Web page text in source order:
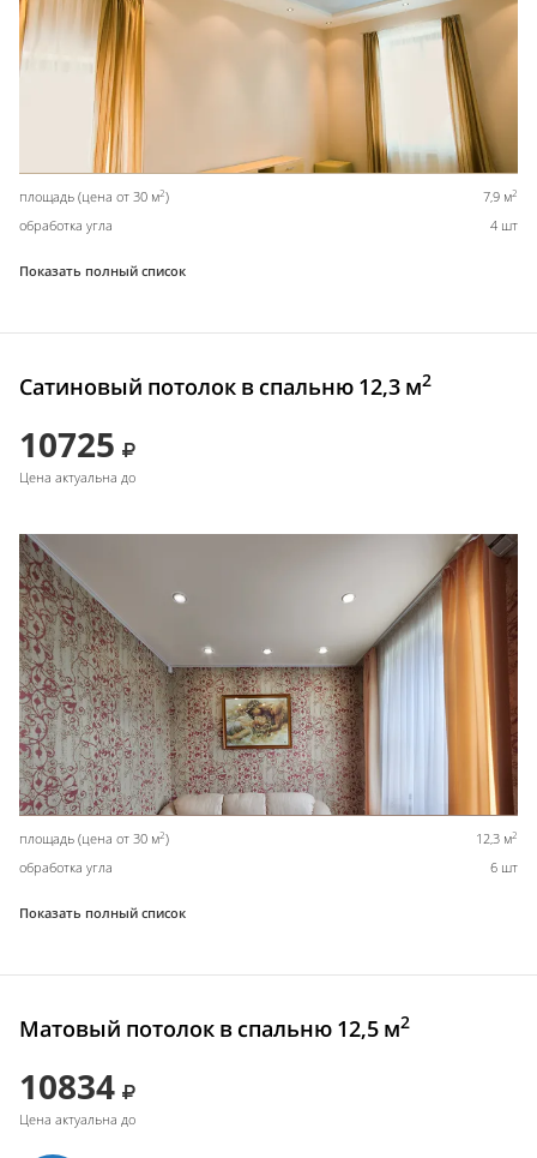
площадь (цена от 30 м2) 7,9 м2
обработка угла 4 шт
Показать полный список
Сатиновый потолок в спальню 12,3 м2
10725
Цена актуальна до
площадь (цена от 30 м2) 12,3 м2
обработка угла 6 шт
Показать полный список
Матовый потолок в спальню 12,5 м2
10834
Цена актуальна до